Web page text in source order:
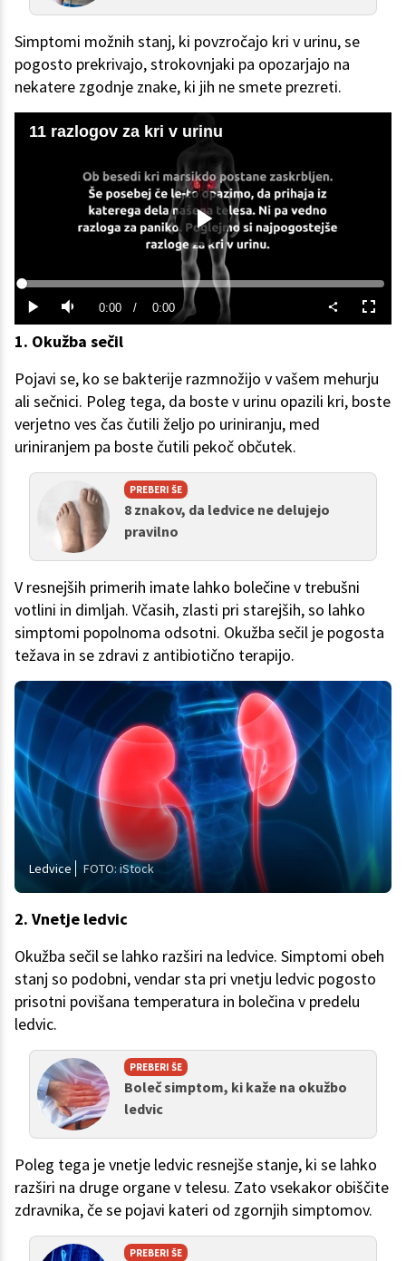
Simptomi možnih stanj, ki povzročajo kri v urinu, se
pogosto prekrivajo, strokovnjaki pa opozarjajo na
nekatere zgodnje znake, ki jih ne smete prezreti.
11 razlogov za kri v urinu
Predvajaj
PredvajajTiho Current
Time
0:00 / Duration
0:00
Loaded:
0%
način
1. Okužba sečil
Pojavi se, ko se bakterije razmnožijo v vašem mehurju
ali sečnici. Poleg tega, da boste v urinu opazili kri, boste
verjetno ves čas čutili željo po uriniranju, med
uriniranjem pa boste čutili pekoč občutek.
PREBERI ŠE
8 znakov, da ledvice ne delujejo
pravilno
V resnejših primerih imate lahko bolečine v trebušni
votlini in dimljah. Včasih, zlasti pri starejših, so lahko
simptomi popolnoma odsotni. Okužba sečil je pogosta
težava in se zdravi z antibiotično terapijo.
Ledvice FOTO: iStock
2. Vnetje ledvic
Okužba sečil se lahko razširi na ledvice. Simptomi obeh
stanj so podobni, vendar sta pri vnetju ledvic pogosto
prisotni povišana temperatura in bolečina v predelu
ledvic.
PREBERI ŠE
Boleč simptom, ki kaže na okužbo
ledvic
Poleg tega je vnetje ledvic resnejše stanje, ki se lahko
razširi na druge organe v telesu. Zato vsekakor obiščite
zdravnika, če se pojavi kateri od zgornjih simptomov.
PREBERI ŠE